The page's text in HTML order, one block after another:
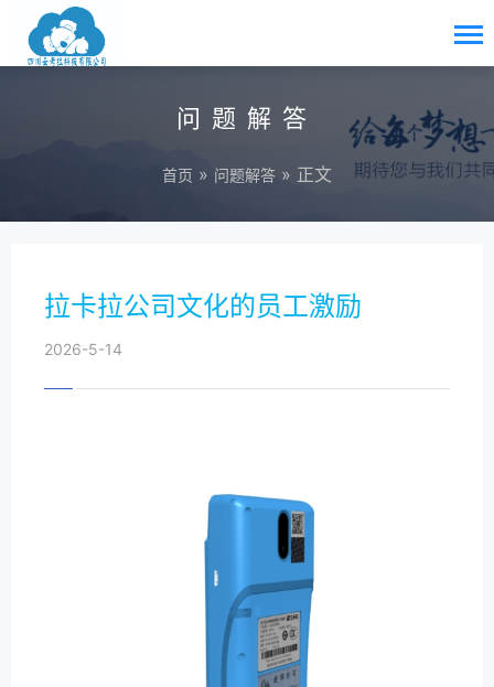
问题解答
首页 » 问题解答 » 正文
拉卡拉公司文化的员工激励
2026-5-14